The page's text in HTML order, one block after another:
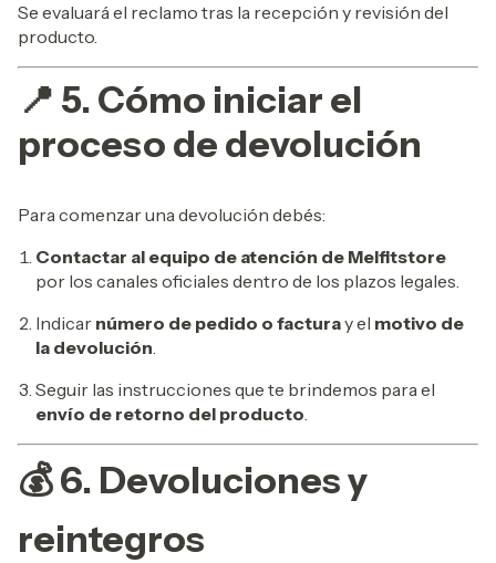
Se evaluará el reclamo tras la recepción y revisión del
producto.
📍 5. Cómo iniciar el
proceso de devolución
Para comenzar una devolución debés:
Contactar al equipo de atención de Melfitstore
por los canales oficiales dentro de los plazos legales.
Indicar número de pedido o facturay el motivo de
la devolución.
Seguir las instrucciones que te brindemos para el
envío de retorno del producto.
💰 6. Devoluciones y
reintegros